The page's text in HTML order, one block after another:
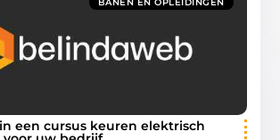
een cursus keuren elektrisch